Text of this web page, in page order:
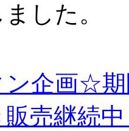
した。
企画☆期
売継続